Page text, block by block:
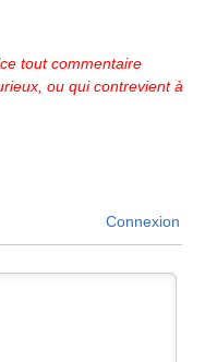
tout commentaire
ou qui contrevient à
Connexion